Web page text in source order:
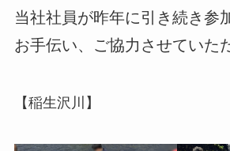
当社社員が昨年に引き続き参
お手伝い、ご協力させていた
【稲生沢川】